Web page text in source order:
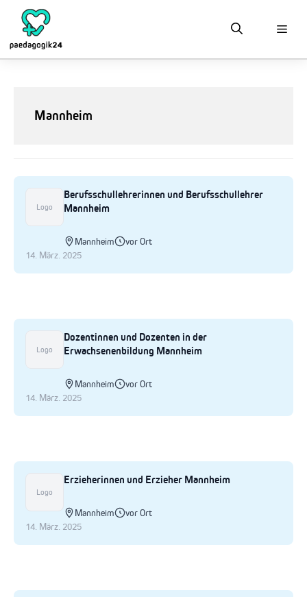
Inhalt
springen
Mannheim
Logo
Berufsschullehrerinnen und Berufsschullehrer
Mannheim
Mannheim
vor Ort
14. März. 2025
Logo
Dozentinnen und Dozenten in der
Erwachsenenbildung Mannheim
Mannheim
vor Ort
14. März. 2025
Logo
Erzieherinnen und Erzieher Mannheim
Mannheim
vor Ort
14. März. 2025